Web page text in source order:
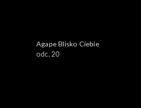
Agape Blisko Ciebie
odc. 20